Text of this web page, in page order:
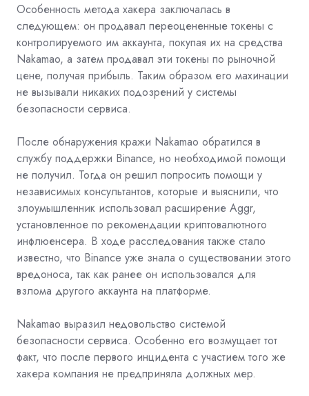
Особенность метода хакера заключалась в
следующем: он продавал переоцененные токены с
контролируемого им аккаунта, покупая их на средства
Nakamao, а затем продавал эти токены по рыночной
цене, получая прибыль. Таким образом его махинации
не вызывали никаких подозрений у системы
безопасности сервиса.
После обнаружения кражи Nakamao обратился в
службу поддержки Binance, но необходимой помощи
не получил. Тогда он решил попросить помощи у
независимых консультантов, которые и выяснили, что
злоумышленник использовал расширение Aggr,
установленное по рекомендации криптовалютного
инфлюенсера. В ходе расследования также стало
известно, что Binance уже знала о существовании этого
вредоноса, так как ранее он использовался для
взлома другого аккаунта на платформе.
Nakamao выразил недовольство системой
безопасности сервиса. Особенно его возмущает тот
факт, что после первого инцидента с участием того же
хакера компания не предприняла должных мер.